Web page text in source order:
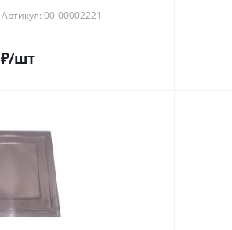
Артикул: 00-00002221
₽/шт